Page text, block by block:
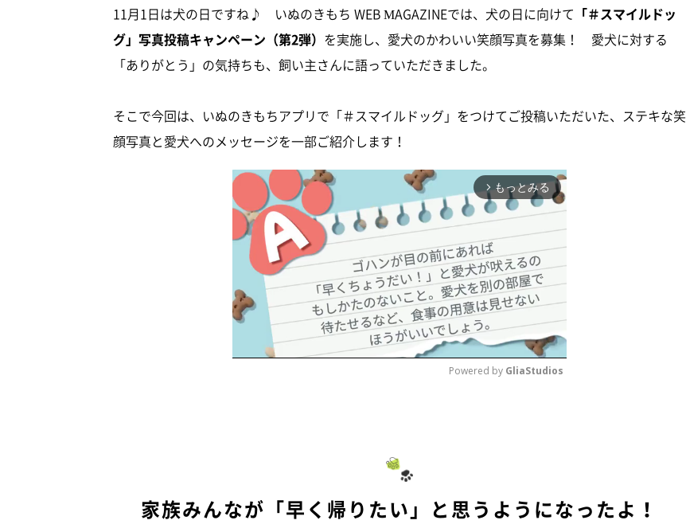
11月1日は犬の日ですね♪ いぬのきもち WEB MAGAZINEでは、犬の日に向けて 「＃スマイルドッ
グ」写真投稿キャンペーン（第2弾） を実施し、愛犬のかわいい笑顔写真を募集！ 愛犬に対する
「ありがとう」の気持ちも、飼い主さんに語っていただきました。
そこで今回は、いぬのきもちアプリで「＃スマイルドッグ」をつけてご投稿いただいた、ステキな笑
顔写真と愛犬へのメッセージを一部ご紹介します！
arrow_forward_ios もっとみる
Powered by GliaStudios
家族みんなが「早く帰りたい」と思うようになったよ！